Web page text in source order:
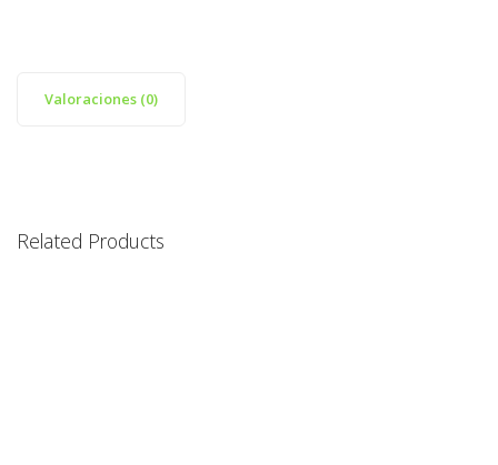
Valoraciones (0)
Related Products